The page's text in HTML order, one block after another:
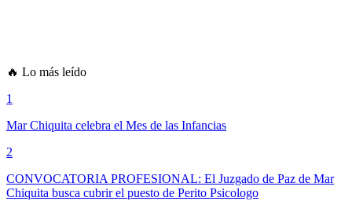
🔥 Lo más leído
1
Mar Chiquita celebra el Mes de las Infancias
2
CONVOCATORIA PROFESIONAL: El Juzgado de Paz de Mar
Chiquita busca cubrir el puesto de Perito Psicologo